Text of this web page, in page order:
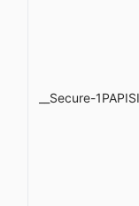
__Secure-